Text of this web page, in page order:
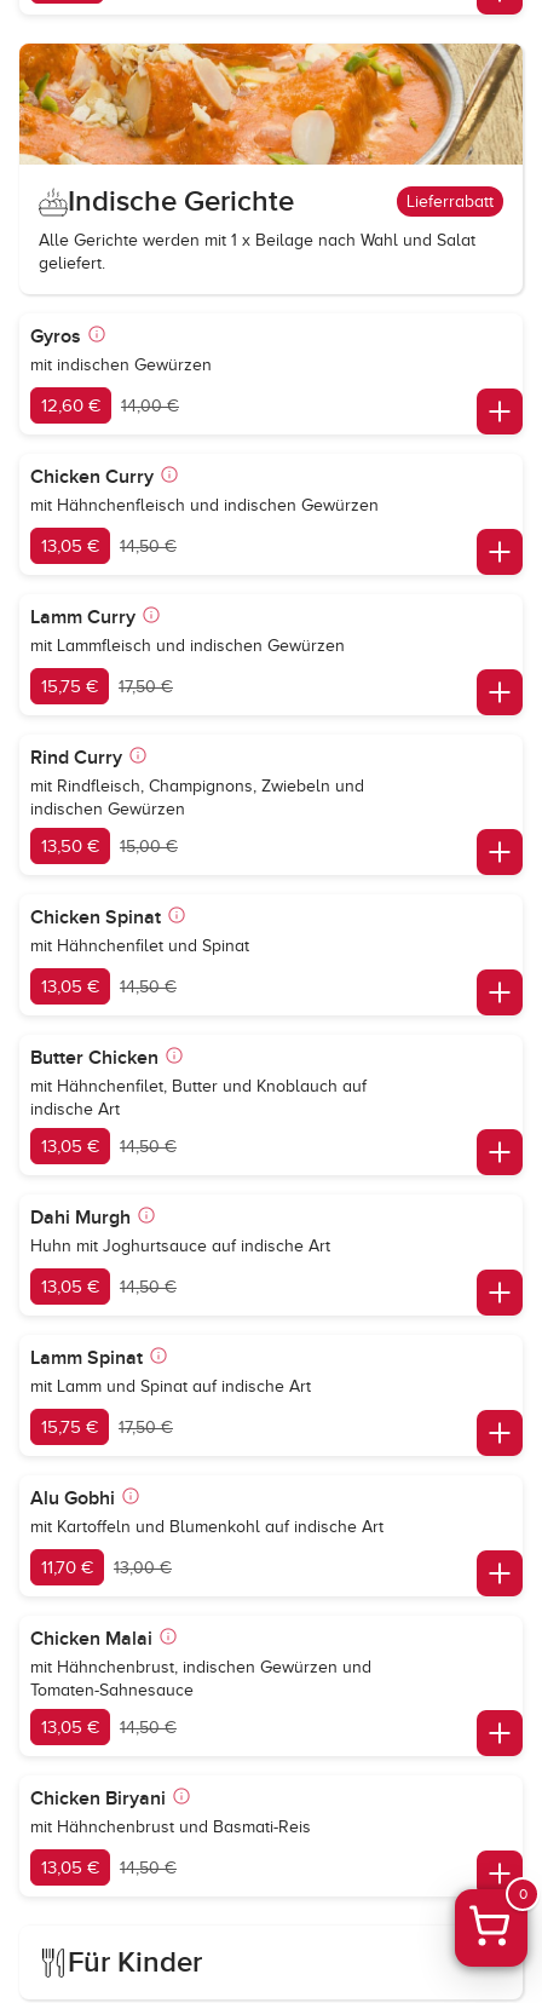
Indische Gerichte Lieferrabatt
Alle Gerichte werden mit 1 x Beilage nach Wahl und Salat
geliefert.
Gyros
mit indischen Gewürzen
12,60 € 14,00 €
Chicken Curry
mit Hähnchenfleisch und indischen Gewürzen
13,05 € 14,50 €
Lamm Curry
mit Lammfleisch und indischen Gewürzen
15,75 € 17,50 €
Rind Curry
mit Rindfleisch, Champignons, Zwiebeln und
indischen Gewürzen
13,50 € 15,00 €
Chicken Spinat
mit Hähnchenfilet und Spinat
13,05 € 14,50 €
Butter Chicken
mit Hähnchenfilet, Butter und Knoblauch auf
indische Art
13,05 € 14,50 €
Dahi Murgh
Huhn mit Joghurtsauce auf indische Art
13,05 € 14,50 €
Lamm Spinat
mit Lamm und Spinat auf indische Art
15,75 € 17,50 €
Alu Gobhi
mit Kartoffeln und Blumenkohl auf indische Art
11,70 € 13,00 €
Chicken Malai
mit Hähnchenbrust, indischen Gewürzen und
Tomaten-Sahnesauce
13,05 € 14,50 €
Chicken Biryani
mit Hähnchenbrust und Basmati-Reis
13,05 € 14,50 €
Für Kinder
0